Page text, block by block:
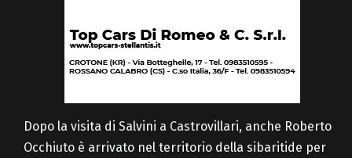
Dopo la visita di Salvini a Castrovillari, anche Roberto
Occhiuto è arrivato nel territorio della sibaritide per